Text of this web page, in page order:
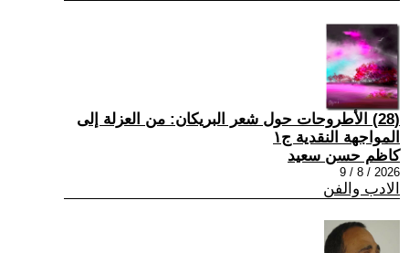
(28) الأطروحات حول شعر البريكان: من العزلة إلى
المواجهة النقدية ج١
كاظم حسن سعيد
2026 / 8 / 9
الادب والفن